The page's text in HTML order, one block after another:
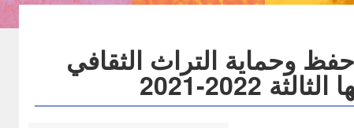
وحماية التراث الثقافي
2021